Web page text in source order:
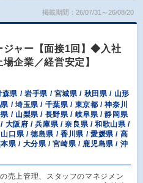
掲載期間：26/07/31～26/08/20
ジャー【面接1回】◆入社
企業／経営安定】
森県 / 岩手県 / 宮城県 / 秋田県 / 山形
/ 埼玉県 / 千葉県 / 東京都 / 神奈川
/ 山梨県 / 長野県 / 岐阜県 / 静岡県
大阪府 / 兵庫県 / 奈良県 / 和歌山県 /
口県 / 徳島県 / 香川県 / 愛媛県 / 高
県 / 大分県 / 宮崎県 / 鹿児島県 / 沖
売上管理、スタッフのマネジメン